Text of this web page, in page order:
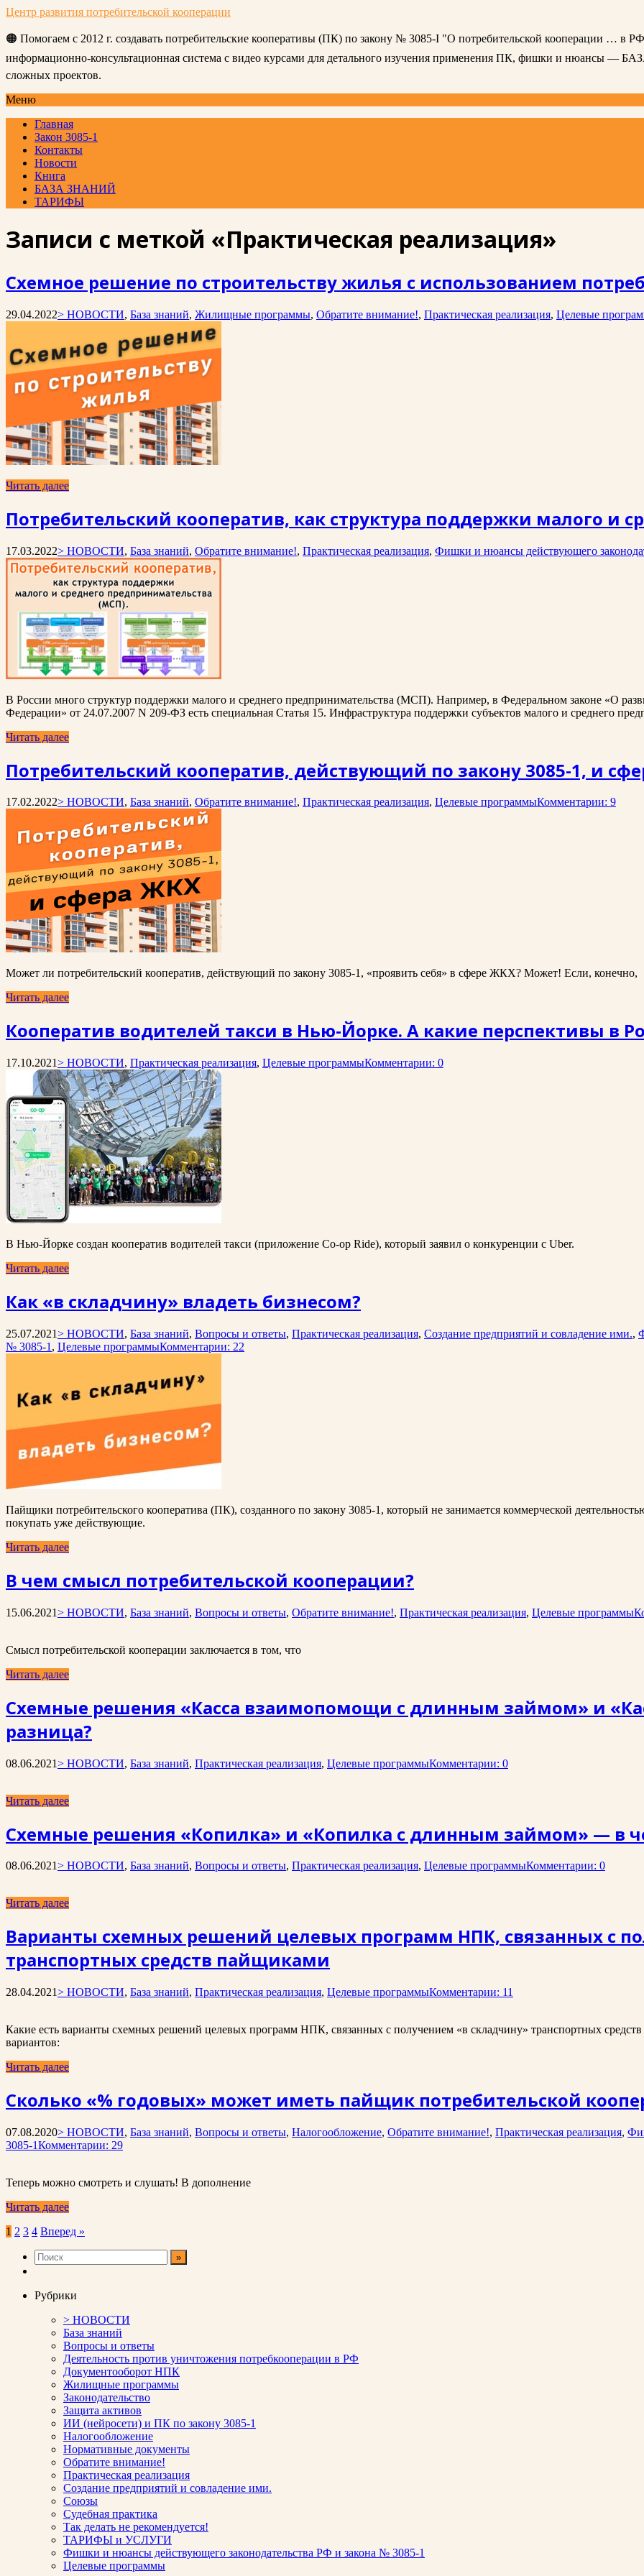
Центр развития потребительской кооперации
🟠 Помогаем с 2012 г. создавать потребительские кооперативы (ПК) по закону № 3085-I "О потребительской кооперации … в
информационно-консультационная система с видео курсами для детального изучения применения ПК, фишки и нюансы —
сложных проектов.
Меню
Главная
Закон 3085-1
Контакты
Новости
Книга
БАЗА ЗНАНИЙ
ТАРИФЫ
Записи с меткой «Практическая реализация»
Схемное решение по строительству жилья с использованием
29.04.2022> НОВОСТИ, База знаний, Жилищные программы, Обратите внимание!, Практическая реализация, Целевые
Читать далее
Потребительский кооператив, как структура поддержки малого и
17.03.2022> НОВОСТИ, База знаний, Обратите внимание!, Практическая реализация, Фишки и нюансы действующего
В России много структур поддержки малого и среднего предпринимательства (МСП). Например, в Федеральном законе «О
Федерации» от 24.07.2007 N 209-ФЗ есть специальная Статья 15. Инфраструктура поддержки субъектов малого и среднего
Читать далее
Потребительский кооператив, действующий по закону 3085-1, и
17.02.2022> НОВОСТИ, База знаний, Обратите внимание!, Практическая реализация, Целевые программыКомментарии: 9
Может ли потребительский кооператив, действующий по закону 3085-1, «проявить себя» в сфере ЖКХ? Может! Если, конечно,
Читать далее
Кооператив водителей такси в Нью-Йорке. А какие перспективы в
17.10.2021> НОВОСТИ, Практическая реализация, Целевые программыКомментарии: 0
В Нью-Йорке создан кооператив водителей такси (приложение Co-op Ride), который заявил о конкуренции с Uber.
Читать далее
Как «в складчину» владеть бизнесом?
25.07.2021> НОВОСТИ, База знаний, Вопросы и ответы, Практическая реализация, Создание предприятий и совладение ими.,
№ 3085-1 , Целевые программыКомментарии: 22
Пайщики потребительского кооператива (ПК), созданного по закону 3085-1, который не занимается коммерческой
покупать уже действующие.
Читать далее
В чем смысл потребительской кооперации?
15.06.2021> НОВОСТИ, База знаний, Вопросы и ответы, Обратите внимание!, Практическая реализация, Целевые программы
Смысл потребительской кооперации заключается в том, что
Читать далее
Схемные решения «Касса взаимопомощи с длинным займом» и
разница?
08.06.2021> НОВОСТИ, База знаний, Практическая реализация, Целевые программыКомментарии: 0
Читать далее
Схемные решения «Копилка» и «Копилка с длинным займом» — в
08.06.2021> НОВОСТИ, База знаний, Вопросы и ответы, Практическая реализация, Целевые программыКомментарии: 0
Читать далее
Варианты схемных решений целевых программ НПК, связанных с
транспортных средств пайщиками
28.04.2021> НОВОСТИ, База знаний, Практическая реализация, Целевые программыКомментарии: 11
Какие есть варианты схемных решений целевых программ НПК, связанных с получением «в складчину» транспортных
вариантов:
Читать далее
Сколько «% годовых» может иметь пайщик потребительской
07.08.2020> НОВОСТИ, База знаний, Вопросы и ответы, Налогообложение, Обратите внимание!, Практическая реализация,
3085-1Комментарии: 29
Теперь можно смотреть и слушать! В дополнение
Читать далее
Пагинация
записей
1 2 3 4 Вперед »
Рубрики
> НОВОСТИ
База знаний
Вопросы и ответы
Деятельность против уничтожения потребкооперации в РФ
Документооборот НПК
Жилищные программы
Законодательство
Защита активов
ИИ (нейросети) и ПК по закону 3085-1
Налогообложение
Нормативные документы
Обратите внимание!
Практическая реализация
Создание предприятий и совладение ими.
Союзы
Судебная практика
Так делать не рекомендуется!
ТАРИФЫ и УСЛУГИ
Фишки и нюансы действующего законодательства РФ и закона № 3085-1
Целевые программы